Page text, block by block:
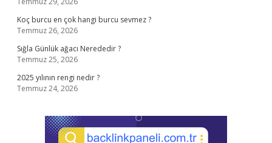
Koç burcu en çok hangi burcu sevmez ?
Temmuz 26, 2026
Sığla Günlük ağacı Nerededir ?
Temmuz 25, 2026
2025 yılının rengi nedir ?
Temmuz 24, 2026